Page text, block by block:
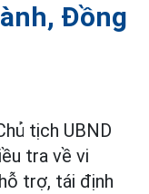
Đồng
tịch UBND
tra về vi
trợ, tái định